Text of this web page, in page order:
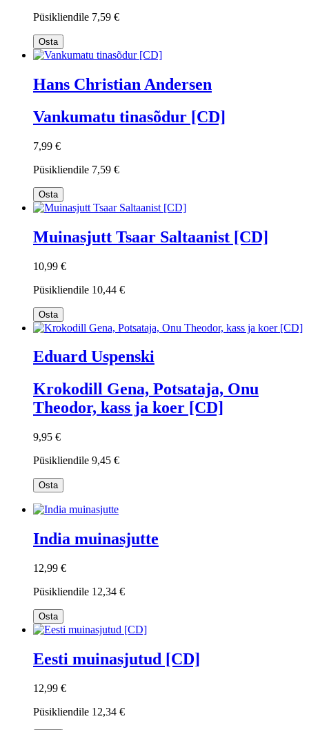
Püsikliendile 7,59 €
Osta
Hans Christian Andersen
Vankumatu tinasõdur [CD]
7,99 €
Püsikliendile 7,59 €
Osta
Muinasjutt Tsaar Saltaanist [CD]
10,99 €
Püsikliendile 10,44 €
Osta
Eduard Uspenski
Krokodill Gena, Potsataja, Onu
Theodor, kass ja koer [CD]
9,95 €
Püsikliendile 9,45 €
Osta
India muinasjutte
12,99 €
Püsikliendile 12,34 €
Osta
Eesti muinasjutud [CD]
12,99 €
Püsikliendile 12,34 €